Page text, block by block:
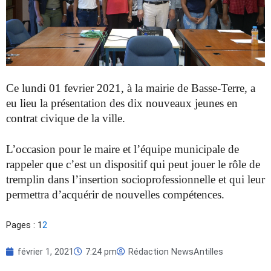
Ce lundi 01 fevrier 2021, à la mairie de Basse-Terre, a
eu lieu la présentation des dix nouveaux jeunes en
contrat civique de la ville.
L’occasion pour le maire et l’équipe municipale de
rappeler que c’est un dispositif qui peut jouer le rôle de
tremplin dans l’insertion socioprofessionnelle et qui leur
permettra d’acquérir de nouvelles compétences.
Pages : 12
février 1, 2021 7:24 pm Rédaction NewsAntilles